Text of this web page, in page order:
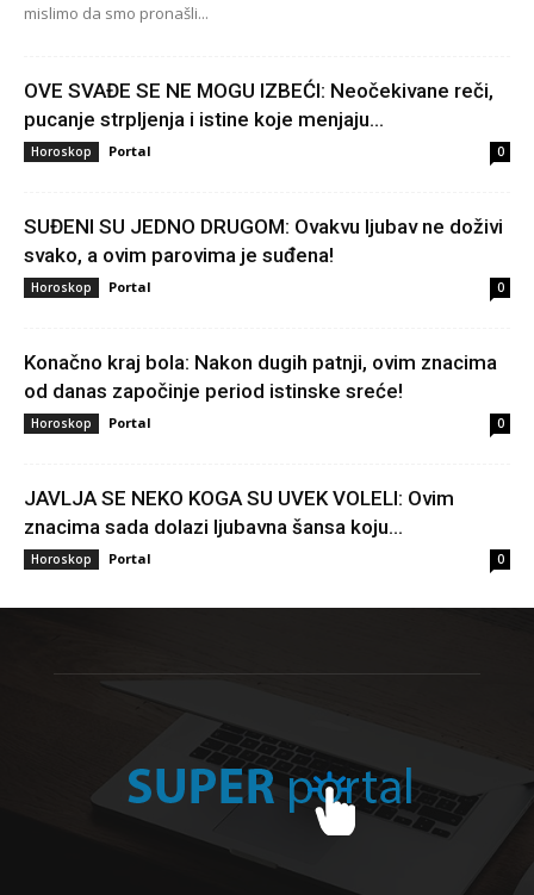
mislimo da smo pronašli...
OVE SVAĐE SE NE MOGU IZBEĆI: Neočekivane reči,
pucanje strpljenja i istine koje menjaju...
Horoskop Portal 0
SUĐENI SU JEDNO DRUGOM: Ovakvu ljubav ne doživi
svako, a ovim parovima je suđena!
Horoskop Portal 0
Konačno kraj bola: Nakon dugih patnji, ovim znacima
od danas započinje period istinske sreće!
Horoskop Portal 0
JAVLJA SE NEKO KOGA SU UVEK VOLELI: Ovim
znacima sada dolazi ljubavna šansa koju...
Horoskop Portal 0